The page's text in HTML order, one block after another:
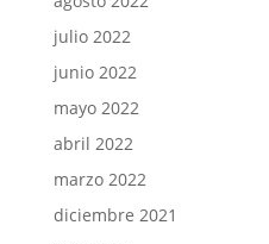
julio 2022
junio 2022
mayo 2022
abril 2022
marzo 2022
diciembre 2021